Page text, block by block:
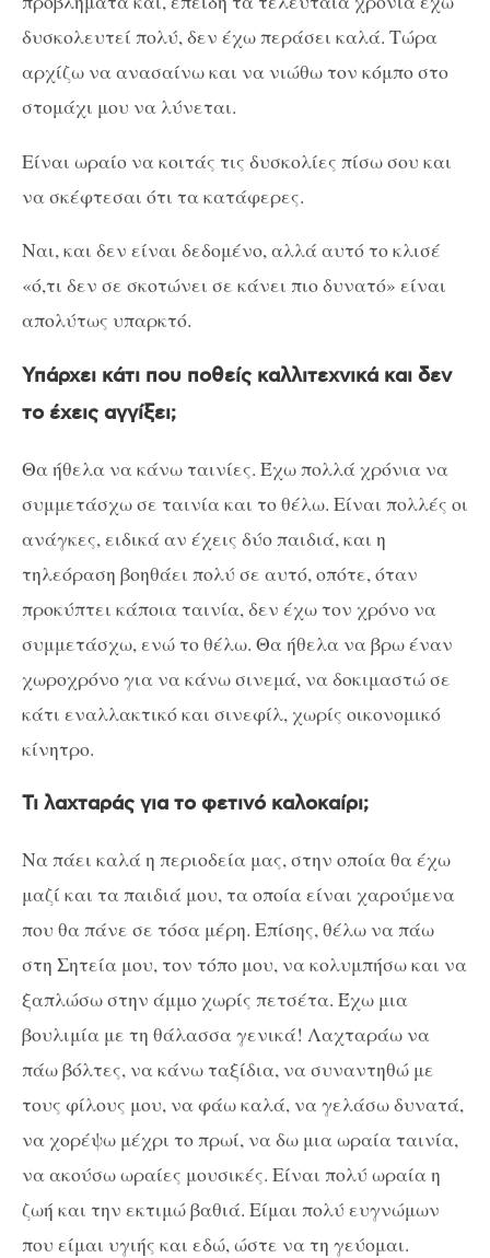
δυσκολευτεί πολύ, δεν έχω περάσει καλά. Τώρα
αρχίζω να ανασαίνω και να νιώθω τον κόμπο στο
στομάχι μου να λύνεται.
Είναι ωραίο να κοιτάς τις δυσκολίες πίσω σου και
να σκέφτεσαι ότι τα κατάφερες.
Ναι, και δεν είναι δεδομένο, αλλά αυτό το κλισέ
«ό,τι δεν σε σκοτώνει σε κάνει πιο δυνατό» είναι
απολύτως υπαρκτό.
Υπάρχει κάτι που ποθείς καλλιτεχνικά και δεν
το έχεις αγγίξει;
Θα ήθελα να κάνω ταινίες. Έχω πολλά χρόνια να
συμμετάσχω σε ταινία και το θέλω. Είναι πολλές οι
ανάγκες, ειδικά αν έχεις δύο παιδιά, και η
τηλεόραση βοηθάει πολύ σε αυτό, οπότε, όταν
προκύπτει κάποια ταινία, δεν έχω τον χρόνο να
συμμετάσχω, ενώ το θέλω. Θα ήθελα να βρω έναν
χωροχρόνο για να κάνω σινεμά, να δοκιμαστώ σε
κάτι εναλλακτικό και σινεφίλ, χωρίς οικονομικό
κίνητρο.
Τι λαχταράς για το φετινό καλοκαίρι;
Να πάει καλά η περιοδεία μας, στην οποία θα έχω
μαζί και τα παιδιά μου, τα οποία είναι χαρούμενα
που θα πάνε σε τόσα μέρη. Επίσης, θέλω να πάω
στη Σητεία μου, τον τόπο μου, να κολυμπήσω και να
ξαπλώσω στην άμμο χωρίς πετσέτα. Έχω μια
βουλιμία με τη θάλασσα γενικά! Λαχταράω να
πάω βόλτες, να κάνω ταξίδια, να συναντηθώ με
τους φίλους μου, να φάω καλά, να γελάσω δυνατά,
να χορέψω μέχρι το πρωί, να δω μια ωραία ταινία,
να ακούσω ωραίες μουσικές. Είναι πολύ ωραία η
ζωή και την εκτιμώ βαθιά. Είμαι πολύ ευγνώμων
που είμαι υγιής και εδώ, ώστε να τη γεύομαι.